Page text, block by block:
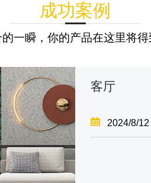
成功案例
一瞬，你的产品在这里将
客厅
2024/8/